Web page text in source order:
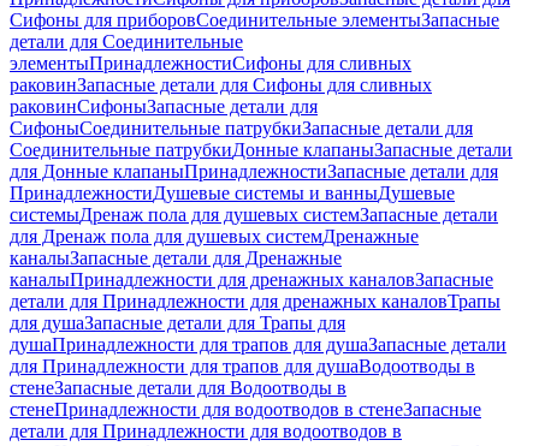
Сифоны для приборовСоединительные элементыЗапасные
детали для Соединительные
элементыПринадлежностиСифоны для сливных
раковинЗапасные детали для Сифоны для сливных
раковинСифоныЗапасные детали для
СифоныСоединительные патрубкиЗапасные детали для
Соединительные патрубкиДонные клапаныЗапасные детали
для Донные клапаныПринадлежностиЗапасные детали для
ПринадлежностиДушевые системы и ванныДушевые
системыДренаж пола для душевых системЗапасные детали
для Дренаж пола для душевых системДренажные
каналыЗапасные детали для Дренажные
каналыПринадлежности для дренажных каналовЗапасные
детали для Принадлежности для дренажных каналовТрапы
для душаЗапасные детали для Трапы для
душаПринадлежности для трапов для душаЗапасные детали
для Принадлежности для трапов для душаВодоотводы в
стенеЗапасные детали для Водоотводы в
стенеПринадлежности для водоотводов в стенеЗапасные
детали для Принадлежности для водоотводов в